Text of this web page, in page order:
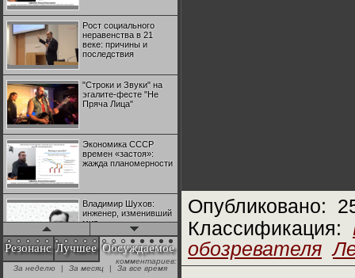
Рост социального
неравенства в 21
веке: причины и
последствия
"Строки и Звуки" на
эгалите-фесте "Не
Пряча Лица"
Экономика СССР
времен «застоя»:
жажда планомерности
Владимир Шухов:
инженер, изменивший
мир
"Аркадий Коц" на
эгалите-фесте "Не
Резонанс Лучшее Обсуждаемое
комментариев:
За неделю
| За месяц | За все время
Опубликовано:
Классификация:
обозревателя